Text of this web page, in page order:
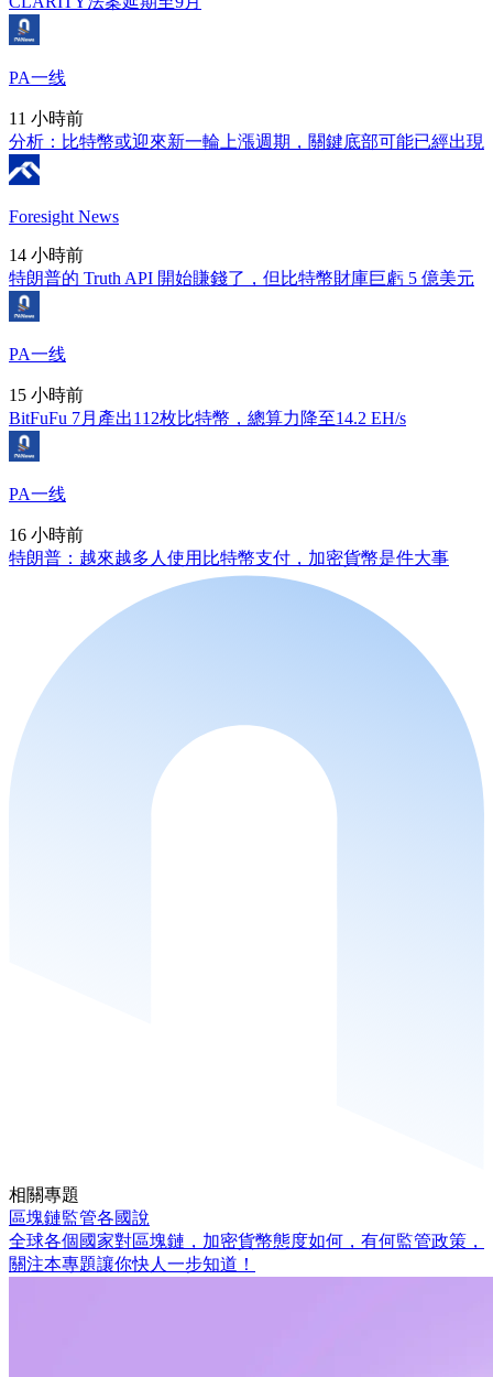
PA一线
11 小時前
分析：比特幣或迎來新一輪上漲週期，關鍵底部可能已經出現
Foresight News
14 小時前
特朗普的 Truth API 開始賺錢了，但比特幣財庫巨虧 5 億美元
PA一线
15 小時前
BitFuFu 7月產出112枚比特幣，總算力降至14.2 EH/s
PA一线
16 小時前
特朗普：越來越多人使用比特幣支付，加密貨幣是件大事
相關專題
區塊鏈監管各國說
全球各個國家對區塊鏈，加密貨幣態度如何，有何監管政策，
關注本專題讓你快人一步知道！